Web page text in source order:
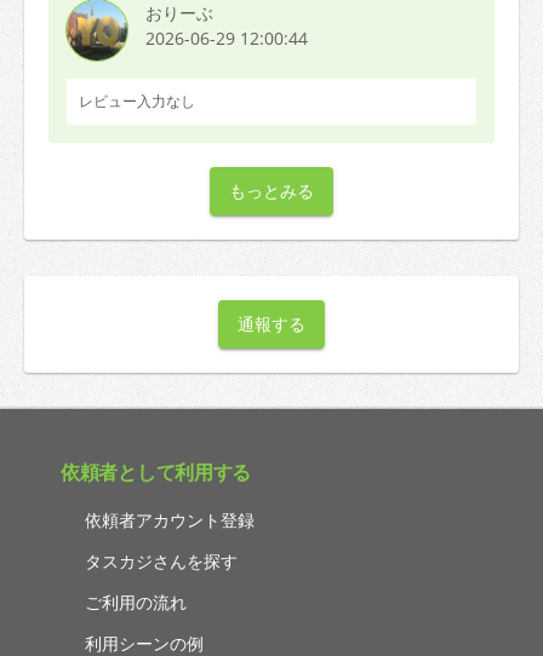
おりーぶ
2026-06-29 12:00:44
レビュー入力なし
もっとみる
通報する
依頼者として利用する
依頼者アカウント登録
タスカジさんを探す
ご利用の流れ
利用シーンの例